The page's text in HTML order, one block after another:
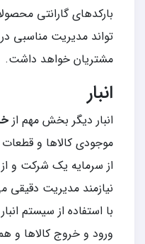
بارکدهای گارانتی
تواند مدیریت مناسبی
مشتریان خواهد داشت.
انبار
انبار دیگر بخش مهم از
موجودی کالاها و قطعات
از سرمایه یک شرکت و
نیازمند مدیریت
با استفاده از سیستم
ورود و خروج کالاها و